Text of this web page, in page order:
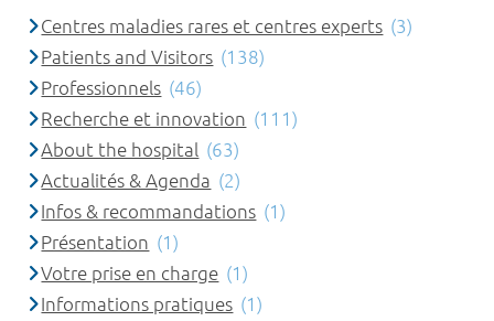
Centres maladies rares et centres experts (3)
Patients and Visitors (138)
Professionnels (46)
Recherche et innovation (111)
About the hospital (63)
Actualités & Agenda (2)
Infos & recommandations (1)
Présentation (1)
Votre prise en charge (1)
Informations pratiques (1)